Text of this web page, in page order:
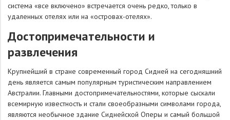
система «все включено» встречается очень редко, только в
удаленных отелях или на «островах-отелях».
Достопримечательности и
развлечения
Крупнейший в стране современный город Сидней на сегодняшний
день является самым популярным туристическим направлением
Австралии. Главными достопримечательностями, которые сыскали
всемирную известность и стали своеобразными символами города,
являются необычное здание Сиднейской Оперы и самый большой